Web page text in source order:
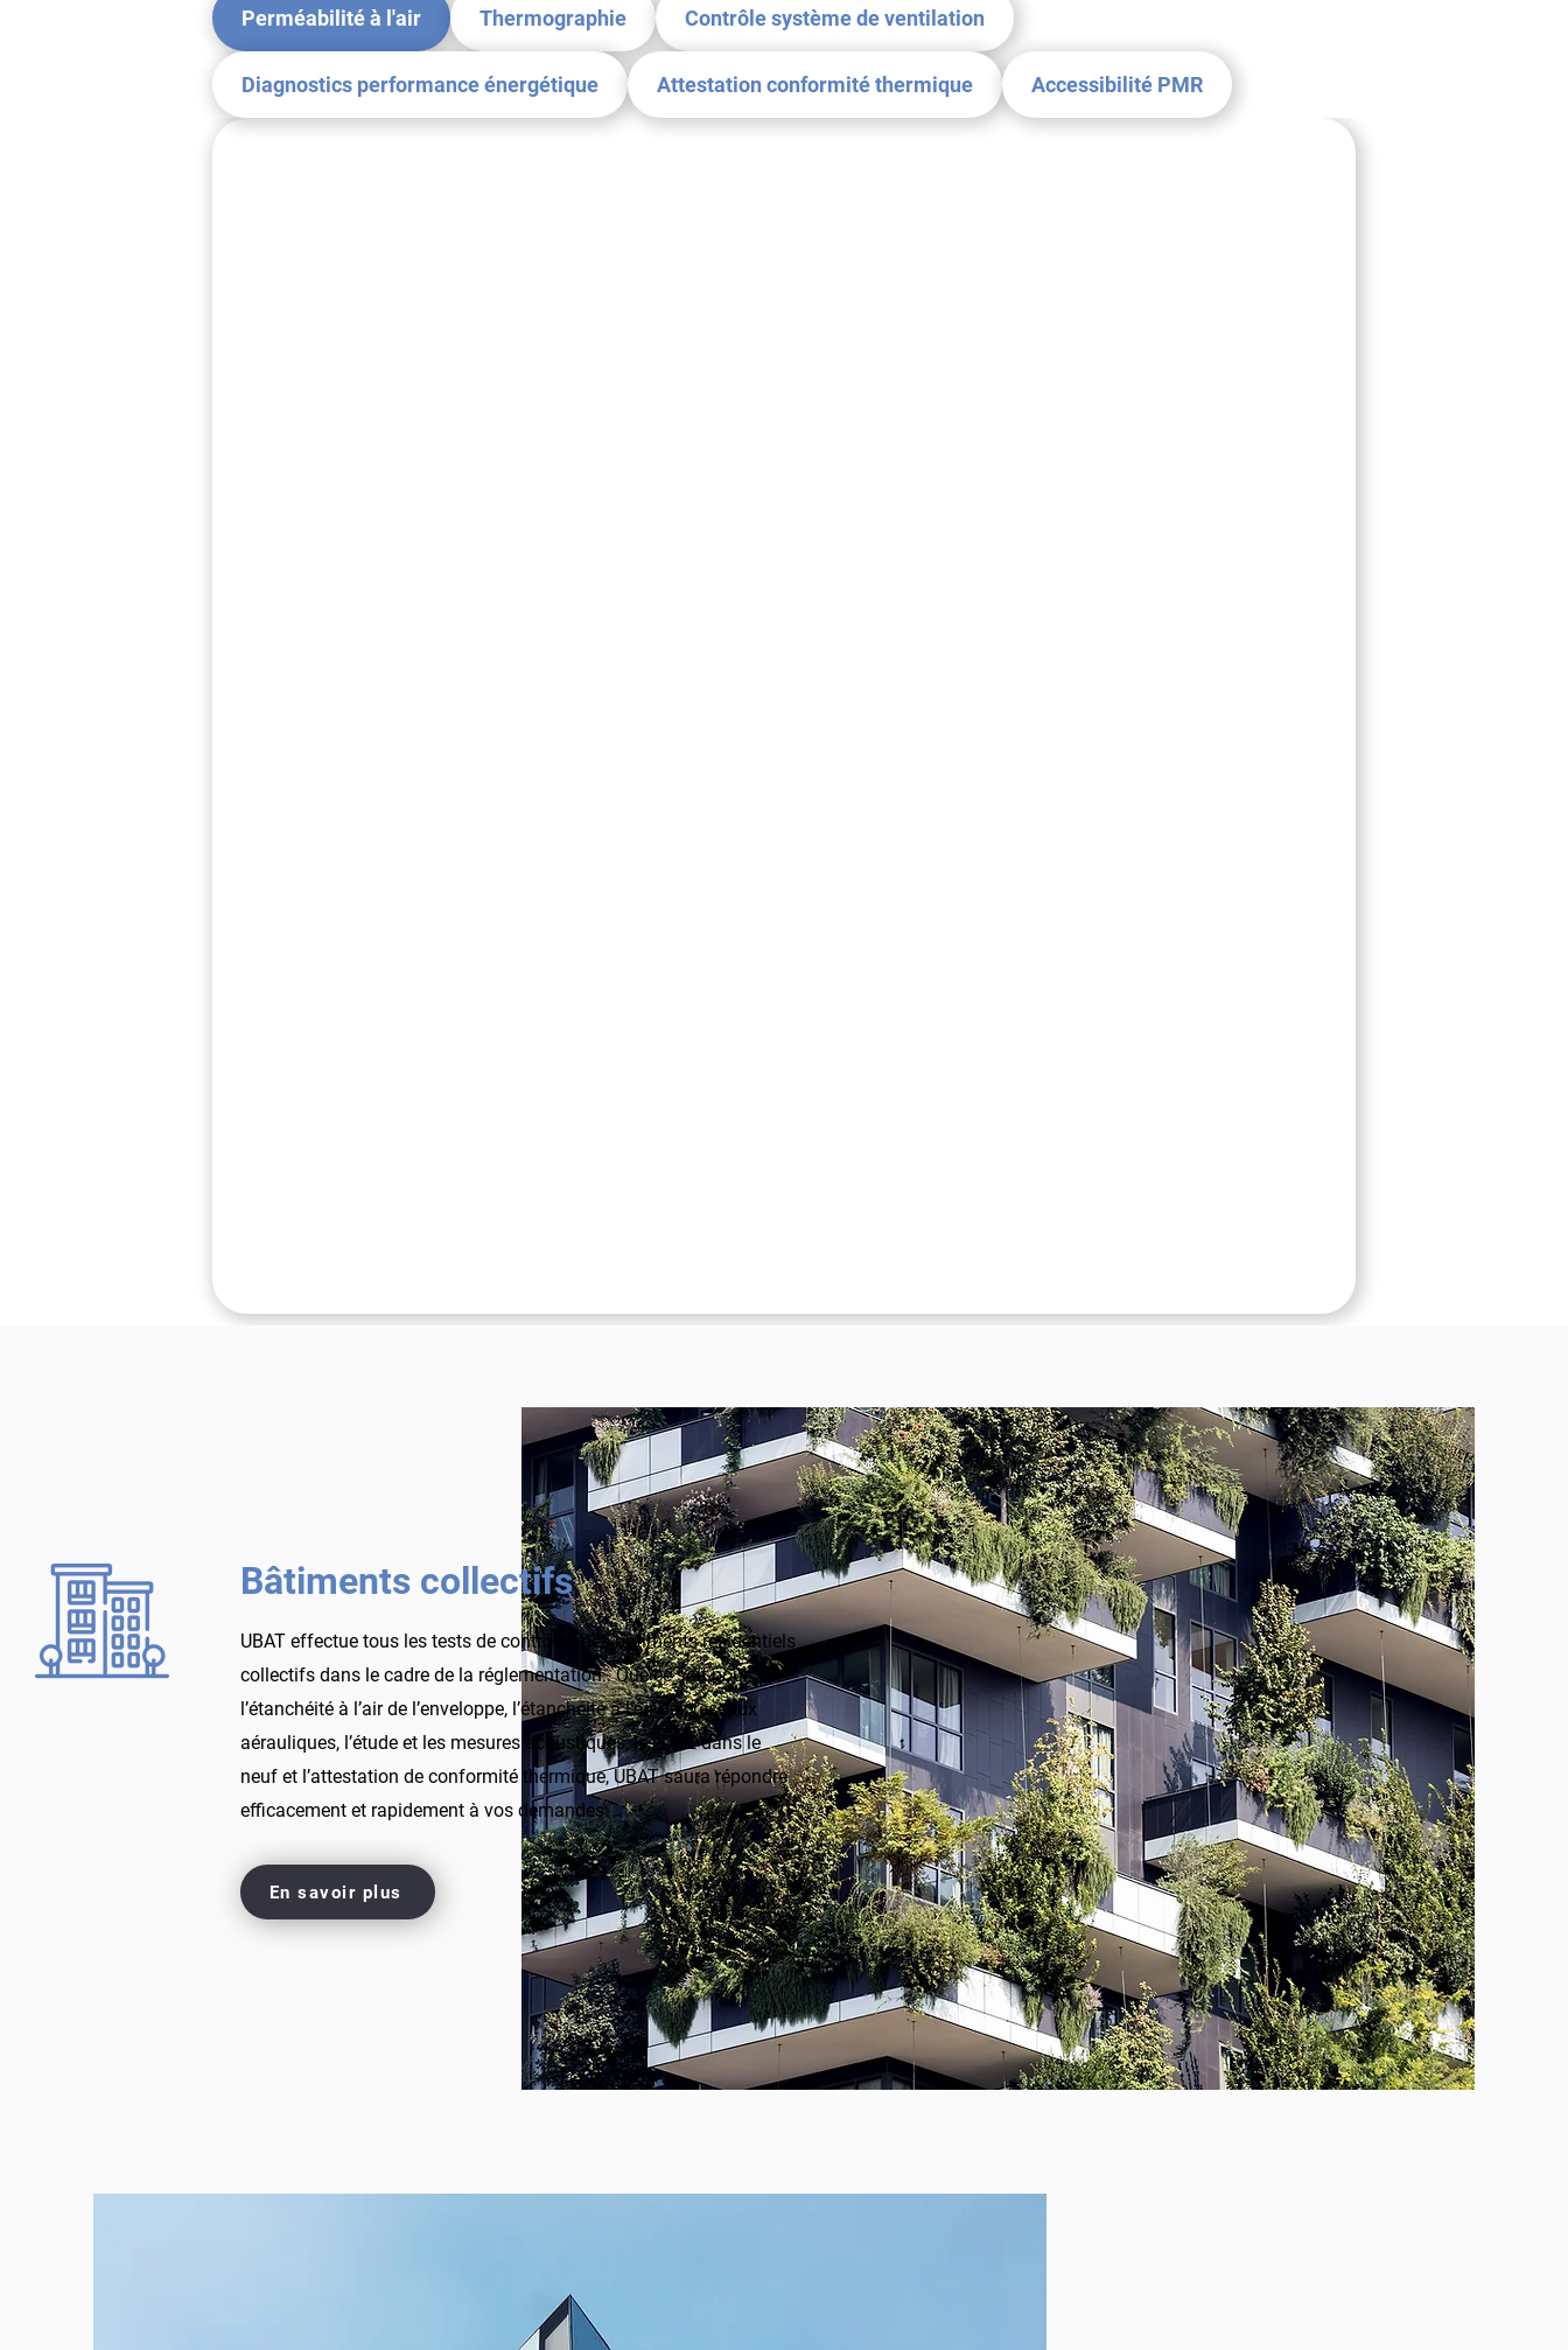
Perméabilité à l'air Thermographie Contrôle système de ventilation
Diagnostics performance énergétique Attestation conformité thermique Accessibilité PMR
Bâtiments collectifs
UBAT effectue tous les tests de contrôles des bâtiments résidentiels
collectifs dans le cadre de la réglementation.. Que ce soit pour
l’étanchéité à l’air de l’enveloppe, l’étanchéité à l’air des réseaux
aérauliques, l’étude et les mesures acoustiques, les DPE dans le
neuf et l’attestation de conformité thermique, UBAT saura répondre
efficacement et rapidement à vos demandes.
En savoir plus